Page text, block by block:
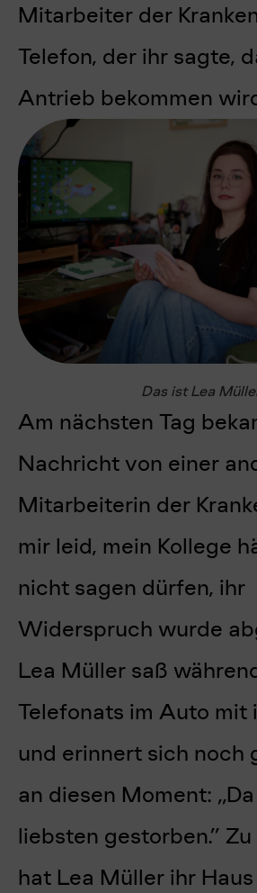
Mitarbeiter der
Telefon, der ihr sagte,
Antrieb bekommen
Das ist Lea
Am nächsten Tag
Nachricht von einer
Mitarbeiterin der
mir leid, mein Kollege
nicht sagen dürfen, ihr
Widerspruch wurde
Lea Müller saß
Telefonats im Auto
und erinnert sich noch
an diesen Moment:
liebsten gestorben.”
hat Lea Müller ihr